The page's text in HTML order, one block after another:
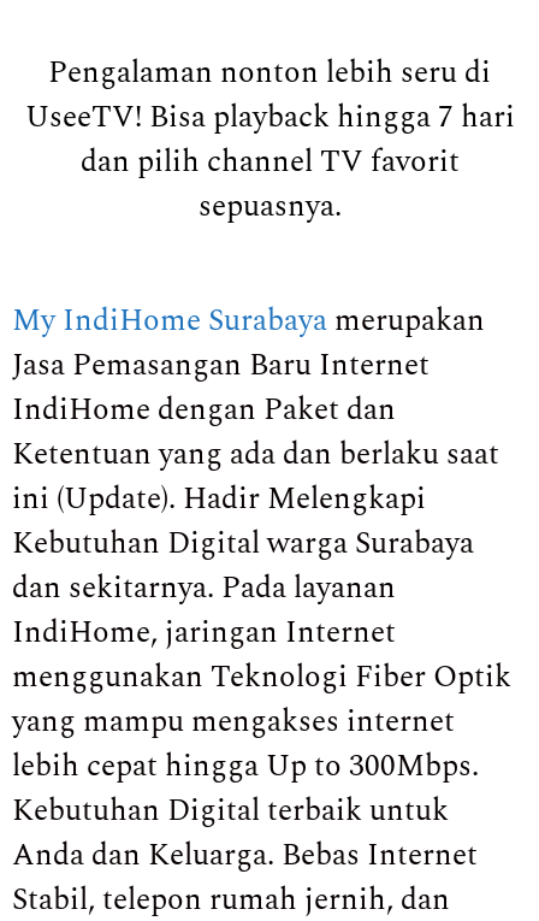
Pengalaman nonton lebih seru di
UseeTV! Bisa playback hingga 7 hari
dan pilih channel TV favorit
sepuasnya.
My IndiHome Surabayamerupakan
Jasa Pemasangan Baru Internet
IndiHome dengan Paket dan
Ketentuan yang ada dan berlaku saat
ini (Update). Hadir Melengkapi
Kebutuhan Digital warga Surabaya
dan sekitarnya. Pada layanan
IndiHome, jaringan Internet
menggunakan Teknologi Fiber Optik
yang mampu mengakses internet
lebih cepat hingga Up to 300Mbps.
Kebutuhan Digital terbaik untuk
Anda dan Keluarga. Bebas Internet
Stabil, telepon rumah jernih, dan